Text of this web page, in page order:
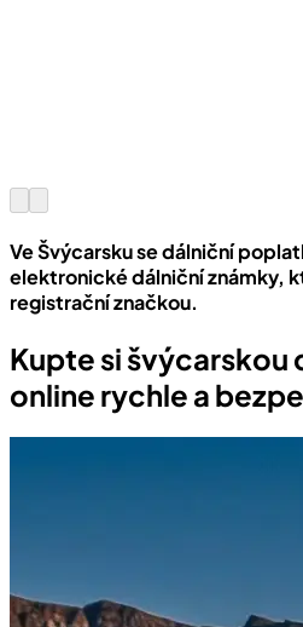
Ve Švýcarsku se dálniční
elektronické dálniční známky,
registrační značkou.
Kupte si švýcarskou
online rychle a